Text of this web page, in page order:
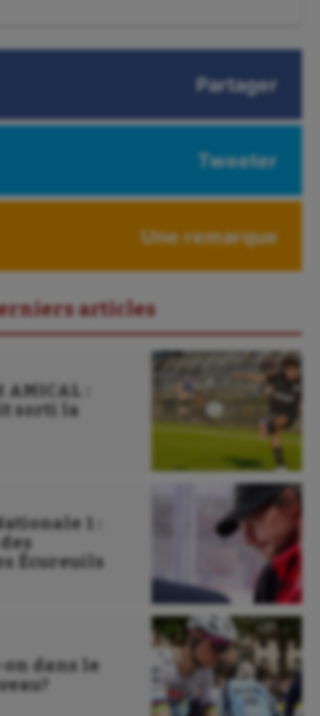
Partager
Tweeter
Une remarque
articles
:
sorti la
1 :
Écureuils
on dans le